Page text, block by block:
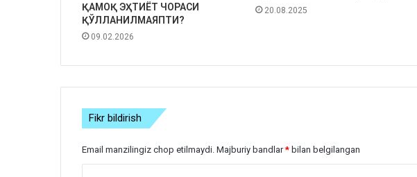
ҚАМОҚ ЭҲТИЁТ ЧОРАСИ
ҚЎЛЛАНИЛМАЯПТИ?
09.02.2026
20.08.2025
Fikr bildirish
Email manzilingiz chop etilmaydi. Majburiy bandlar* bilan belgilangan